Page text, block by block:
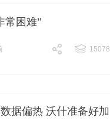
常困难”
15078
据偏热 沃什准备好加